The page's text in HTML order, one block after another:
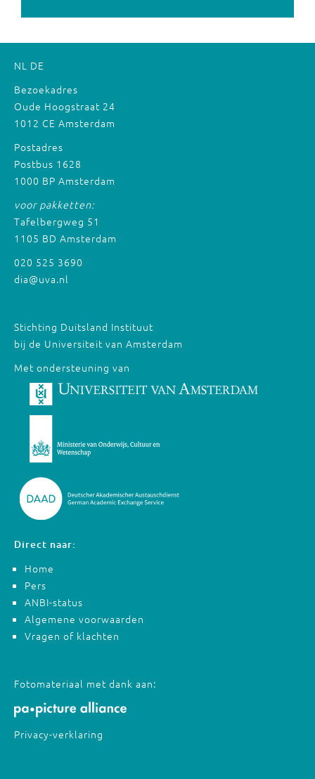
NL DE
Bezoekadres
Oude Hoogstraat 24
1012 CE Amsterdam
Postadres
Postbus 1628
1000 BP Amsterdam
voor pakketten:
Tafelbergweg 51
1105 BD Amsterdam
020 525 3690
dia@uva.nl
Stichting Duitsland Instituut
bij de Universiteit van Amsterdam
Met ondersteuning van
Direct naar:
Home
Pers
ANBI-status
Algemene voorwaarden
Vragen of klachten
Fotomateriaal met dank aan:
Privacy-verklaring